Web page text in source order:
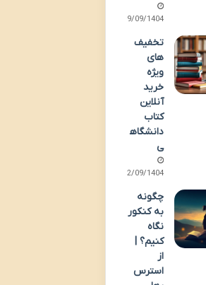
29/09/1404
تخفیف
های
ویژه
خرید
آنلاین
کتاب
دانشگاه
ی
12/09/1404
چگونه
به کنکور
نگاه
کنیم؟ |
از
استرس